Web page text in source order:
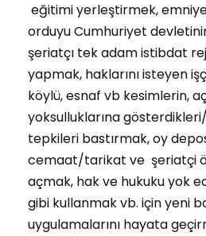
eğitimi yerleştirmek,
orduyu Cumhuriyet
şeriatçı tek adam istibdat
yapmak, haklarını isteyen
köylü, esnaf vb kesimlerin,
yoksulluklarına
tepkileri bastırmak, oy
cemaat/tarikat ve şeriatçi
açmak, hak ve hukuku yok
gibi kullanmak vb. için yeni
uygulamalarını hayata